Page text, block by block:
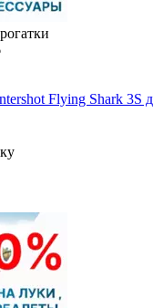
Flying Shark 3S